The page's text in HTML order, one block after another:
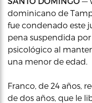
dominicano de
fue condenado este
pena suspendida por
psicológico al
una menor de edad.
Franco, de 24 años,
de dos años, que le